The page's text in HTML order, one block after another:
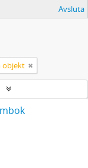
Avsluta
objekt